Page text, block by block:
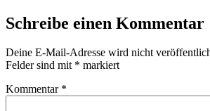
Schreibe einen Kommentar
Deine E-Mail-Adresse wird nicht
Felder sind mit * markiert
Kommentar *